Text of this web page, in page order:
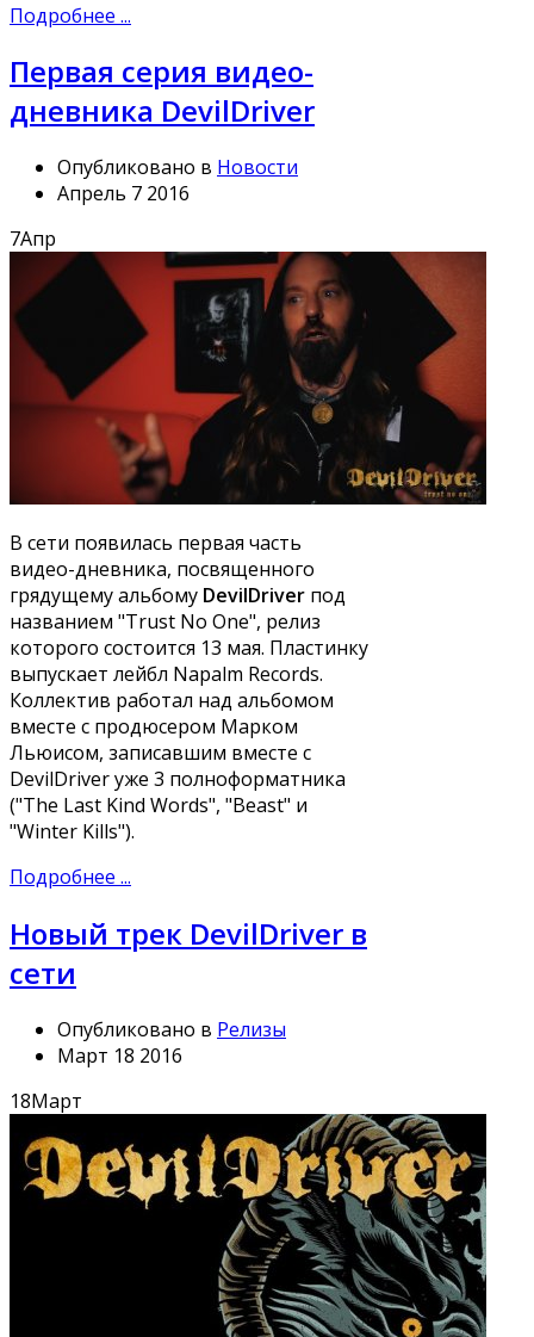
Подробнее ...
Первая серия видео-
дневника DevilDriver
Опубликовано в Новости
Апрель 7 2016
7Апр
В сети появилась первая часть
видео-дневника, посвященного
грядущему альбому DevilDriver под
названием "Trust No One", релиз
которого состоится 13 мая. Пластинку
выпускает лейбл Napalm Records.
Коллектив работал над альбомом
вместе с продюсером Марком
Льюисом, записавшим вместе с
DevilDriver уже 3 полноформатника
("The Last Kind Words", "Beast" и
"Winter Kills").
Подробнее ...
Новый трек DevilDriver в
сети
Опубликовано в Релизы
Март 18 2016
18Март